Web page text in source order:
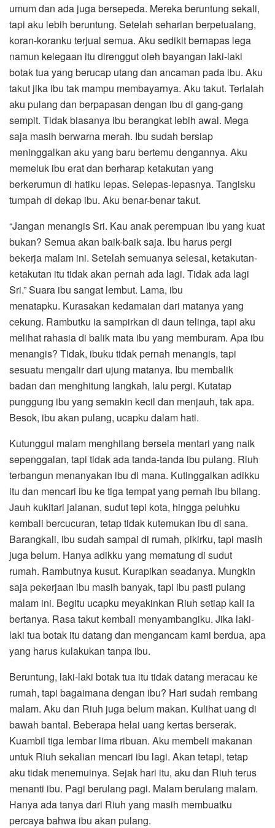
umum dan ada juga bersepeda. Mereka beruntung sekali,
tapi aku lebih beruntung. Setelah seharian berpetualang,
koran-koranku terjual semua. Aku sedikit bernapas lega
namun kelegaan itu direnggut oleh bayangan laki-laki
botak tua yang berucap utang dan ancaman pada ibu. Aku
takut jika ibu tak mampu membayarnya. Aku takut. Terlalah
aku pulang dan berpapasan dengan ibu di gang-gang
sempit. Tidak biasanya ibu berangkat lebih awal. Mega
saja masih berwarna merah. Ibu sudah bersiap
meninggalkan aku yang baru bertemu dengannya. Aku
memeluk ibu erat dan berharap ketakutan yang
berkerumun di hatiku lepas. Selepas-lepasnya. Tangisku
tumpah di dekap ibu. Aku benar-benar takut.
“Jangan menangis Sri. Kau anak perempuan ibu yang kuat
bukan? Semua akan baik-baik saja. Ibu harus pergi
bekerja malam ini. Setelah semuanya selesai, ketakutan-
ketakutan itu tidak akan pernah ada lagi. Tidak ada lagi
Sri.” Suara ibu sangat lembut. Lama, ibu
menatapku. Kurasakan kedamaian dari matanya yang
cekung. Rambutku ia sampirkan di daun telinga, tapi aku
melihat rahasia di balik mata ibu yang memburam. Apa ibu
menangis? Tidak, ibuku tidak pernah menangis, tapi
sesuatu mengalir dari ujung matanya. Ibu membalik
badan dan menghitung langkah, lalu pergi. Kutatap
punggung ibu yang semakin kecil dan menjauh, tak apa.
Besok, ibu akan pulang, ucapku dalam hati.
Kutunggui malam menghilang bersela mentari yang naik
sepenggalan, tapi tidak ada tanda-tanda ibu pulang. Riuh
terbangun menanyakan ibu di mana. Kutinggalkan adikku
itu dan mencari ibu ke tiga tempat yang pernah ibu bilang.
Jauh kukitari jalanan, sudut tepi kota, hingga peluhku
kembali bercucuran, tetap tidak kutemukan ibu di sana.
Barangkali, ibu sudah sampai di rumah, pikirku, tapi masih
juga belum. Hanya adikku yang mematung di sudut
rumah. Rambutnya kusut. Kurapikan seadanya. Mungkin
saja pekerjaan ibu masih banyak, tapi ibu pasti pulang
malam ini. Begitu ucapku meyakinkan Riuh setiap kali ia
bertanya. Rasa takut kembali menyambangiku. Jika laki-
laki tua botak itu datang dan mengancam kami berdua, apa
yang harus kulakukan tanpa ibu.
Beruntung, laki-laki botak tua itu tidak datang meracau ke
rumah, tapi bagaimana dengan ibu? Hari sudah rembang
malam. Aku dan Riuh juga belum makan. Kulihat uang di
bawah bantal. Beberapa helai uang kertas berserak.
Kuambil tiga lembar lima ribuan. Aku membeli makanan
untuk Riuh sekalian mencari ibu lagi. Akan tetapi, tetap
aku tidak menemuinya. Sejak hari itu, aku dan Riuh terus
menanti ibu. Pagi berulang pagi. Malam berulang malam.
Hanya ada tanya dari Riuh yang masih membuatku
percaya bahwa ibu akan pulang.